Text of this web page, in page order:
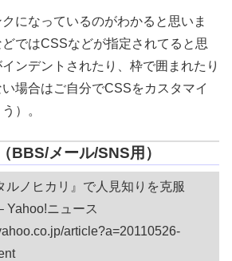
になっているのがわかると思いま
ではCSSなどが指定されてると思
ンデントされたり、枠で囲まれたり
場合はご自分でCSSをカスタマイ
）。
BBS/メール/SNS用）
ルノヒカリ』で人見知りを克服
Yahoo!ニュース
article?a=20110526-